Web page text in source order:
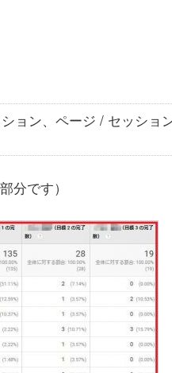
ョン、ページ / セッショ
分です）